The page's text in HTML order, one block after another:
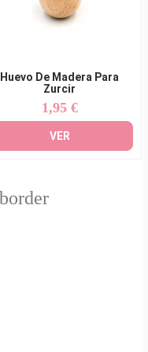
Huevo De Madera Para
Zurcir
Precio
1,95 €
VER